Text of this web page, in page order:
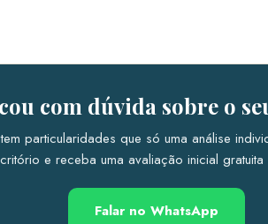
com dúvida sobre o
particularidades que só uma análise
e receba uma avaliação inicial
Falar no WhatsApp